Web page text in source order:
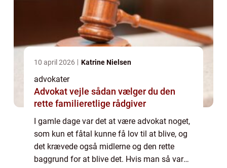
10 april 2026 Katrine Nielsen
advokater
Advokat vejle sådan vælger du den
rette familieretlige rådgiver
I gamle dage var det at være advokat noget,
som kun et fåtal kunne få lov til at blive, og
det krævede også midlerne og den rette
baggrund for at blive det. Hvis man så var